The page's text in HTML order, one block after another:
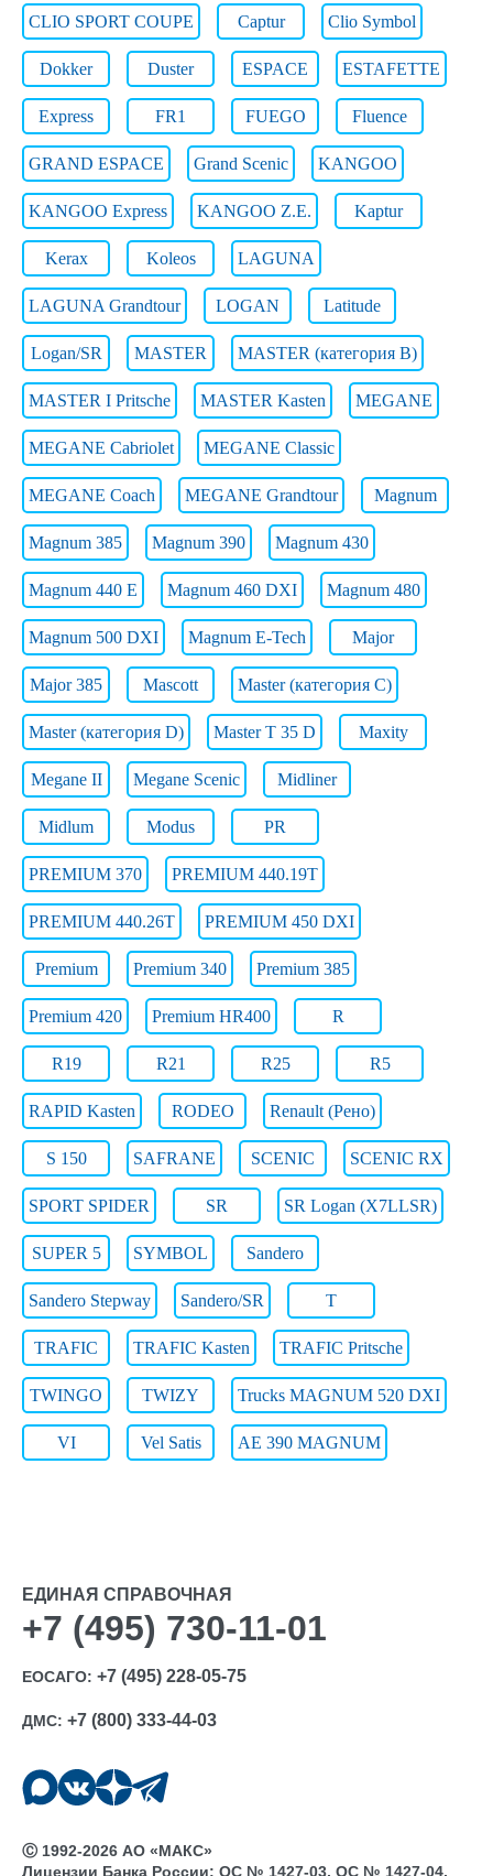
CLIO SPORT COUPE Captur Clio Symbol
Dokker Duster ESPACE ESTAFETTE
Express FR1 FUEGO Fluence
GRAND ESPACE Grand Scenic KANGOO
KANGOO Express KANGOO Z.E. Kaptur
Kerax Koleos LAGUNA
LAGUNA Grandtour LOGAN Latitude
Logan/SR MASTER MASTER (категория B)
MASTER I Pritsche MASTER Kasten MEGANE
MEGANE Cabriolet MEGANE Classic
MEGANE Coach MEGANE Grandtour Magnum
Magnum 385 Magnum 390 Magnum 430
Magnum 440 E Magnum 460 DXI Magnum 480
Magnum 500 DXI Magnum E-Tech Major
Major 385 Mascott Master (категория C)
Master (категория D) Master T 35 D Maxity
Megane II Megane Scenic Midliner
Midlum Modus PR
PREMIUM 370 PREMIUM 440.19T
PREMIUM 440.26T PREMIUM 450 DXI
Premium Premium 340 Premium 385
Premium 420 Premium HR400 R
R19 R21 R25 R5
RAPID Kasten RODEO Renault (Рено)
S 150 SAFRANE SCENIC SCENIC RX
SPORT SPIDER SR SR Logan (X7LLSR)
SUPER 5 SYMBOL Sandero
Sandero Stepway Sandero/SR T
TRAFIC TRAFIC Kasten TRAFIC Pritsche
TWINGO TWIZY Trucks MAGNUM 520 DXI
VI Vel Satis АЕ 390 MAGNUM
ЕДИНАЯ СПРАВОЧНАЯ
+7 (495) 730-11-01
ЕОСАГО: +7 (495) 228-05-75
ДМС: +7 (800) 333-44-03
Ⓒ 1992-2026 АО «МАКС»
Лицензии Банка России: ОС № 1427-03, ОС № 1427-04,